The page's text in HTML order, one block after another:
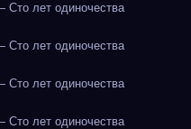
Сто лет одиночества
Сто лет одиночества
Сто лет одиночества
Сто лет одиночества